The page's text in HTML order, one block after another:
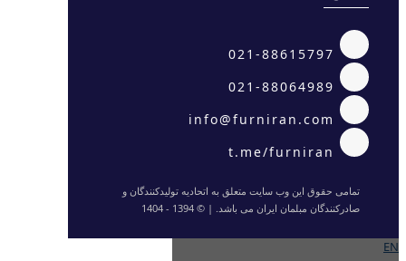
تمامی حقوق این وب سایت متعلق به اتحادیه تولیدکنندگان و
صادرکنندگان مبلمان ایران می باشد. | © 1394 - 1404
EN